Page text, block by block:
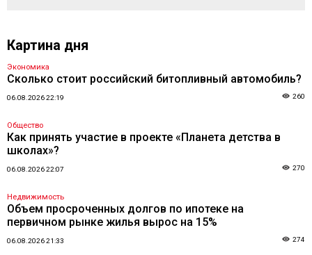
Картина дня
Экономика
Сколько стоит российский битопливный автомобиль?
06.08.2026 22:19 260
Общество
Как принять участие в проекте «Планета детства в
школах»?
06.08.2026 22:07 270
Недвижимость
Объем просроченных долгов по ипотеке на
первичном рынке жилья вырос на 15%
06.08.2026 21:33 274